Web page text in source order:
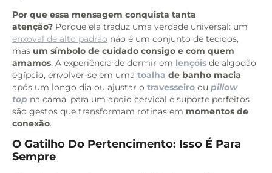
Por que essa mensagem conquista tanta
atenção? Porque ela traduz uma verdade universal: um
enxoval de alto padrão não é um conjunto de tecidos,
mas um símbolo de cuidado consigo e com quem
amamos. A experiência de dormir em lençóis de algodão
egípcio, envolver-se em uma toalha de banho macia
após um longo dia ou ajustar o travesseiro ou pillow
top na cama, para um apoio cervical e suporte perfeitos
são gestos que transformam rotinas em momentos de
conexão.
O Gatilho Do Pertencimento: Isso É Para
Sempre